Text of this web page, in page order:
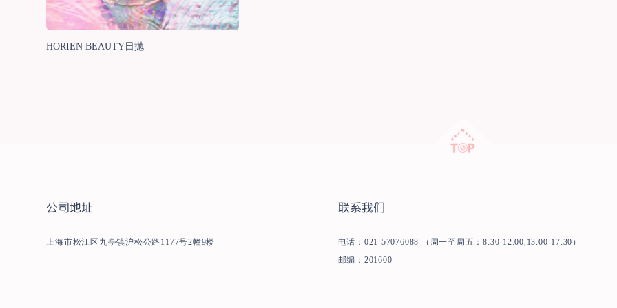
HORIEN BEAUTY日抛
公司地址
上海市松江区九亭镇沪松公路1177号2幢9楼
联系我们
电话：021-57076088 （周一至周五：8:30-12:00,13:00-17:30）
邮编：201600